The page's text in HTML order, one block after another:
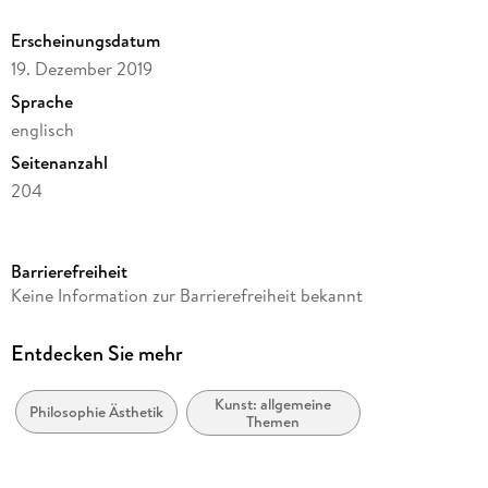
Erscheinungsdatum
19. Dezember 2019
Sprache
englisch
Seitenanzahl
204
Autor/Autorin
Verlag/Hersteller
Abbildungen
XIII, 187 p. 7 illus.
Barrierefreiheit
Keine Information zur Barrierefreiheit bekannt
Entdecken Sie mehr
Philosophie Ästhetik
Kunst: allgemeine
Themen